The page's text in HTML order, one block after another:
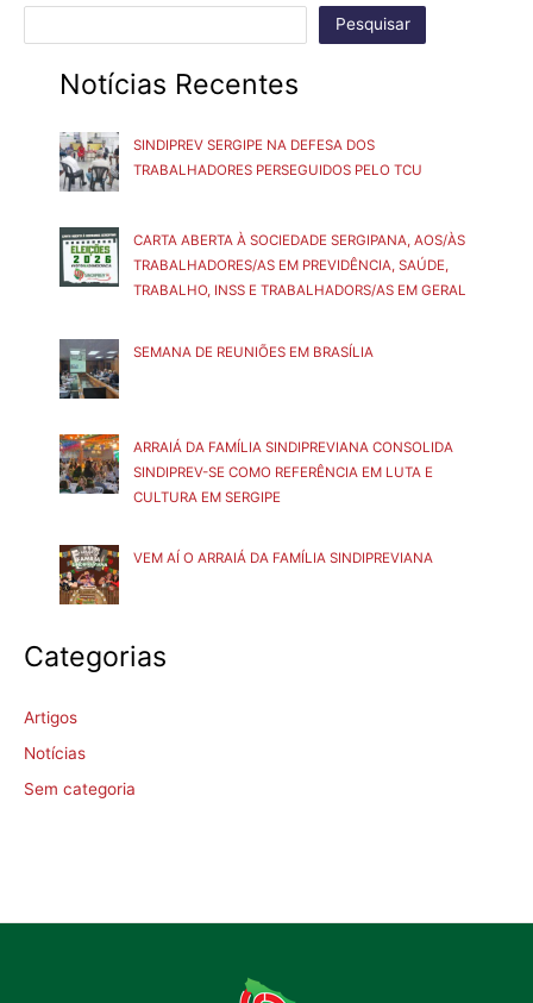
Pesquisar
Notícias Recentes
SINDIPREV SERGIPE NA DEFESA DOS
TRABALHADORES PERSEGUIDOS PELO TCU
CARTA ABERTA À SOCIEDADE SERGIPANA, AOS/ÀS
TRABALHADORES/AS EM PREVIDÊNCIA, SAÚDE,
TRABALHO, INSS E TRABALHADORS/AS EM GERAL
SEMANA DE REUNIÕES EM BRASÍLIA
ARRAIÁ DA FAMÍLIA SINDIPREVIANA CONSOLIDA
SINDIPREV-SE COMO REFERÊNCIA EM LUTA E
CULTURA EM SERGIPE
VEM AÍ O ARRAIÁ DA FAMÍLIA SINDIPREVIANA
Categorias
Artigos
Notícias
Sem categoria